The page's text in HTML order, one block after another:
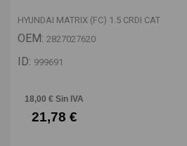
HYUNDAI MATRIX (FC) 1.5 CRDI CAT
OEM: 2827027620
ID: 999691
18,00 € Sin IVA
21,78 €